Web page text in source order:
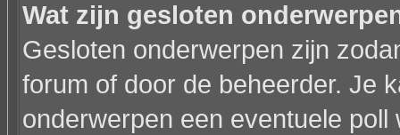
Wat zijn gesloten
Gesloten onderwerpen zijn
forum of door de beheerder. Je
onderwerpen een eventuele